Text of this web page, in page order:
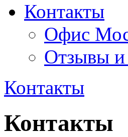
Контакты
Офис
Отзывы и
Контакты
Контакты